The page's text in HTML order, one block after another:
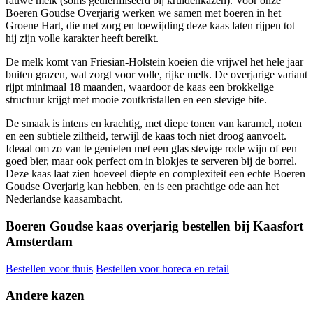
Boeren Goudse Overjarig werken we samen met boeren in het
Groene Hart, die met zorg en toewijding deze kaas laten rijpen tot
hij zijn volle karakter heeft bereikt.
De melk komt van Friesian-Holstein koeien die vrijwel het hele jaar
buiten grazen, wat zorgt voor volle, rijke melk. De overjarige variant
rijpt minimaal 18 maanden, waardoor de kaas een brokkelige
structuur krijgt met mooie zoutkristallen en een stevige bite.
De smaak is intens en krachtig, met diepe tonen van karamel, noten
en een subtiele ziltheid, terwijl de kaas toch niet droog aanvoelt.
Ideaal om zo van te genieten met een glas stevige rode wijn of een
goed bier, maar ook perfect om in blokjes te serveren bij de borrel.
Deze kaas laat zien hoeveel diepte en complexiteit een echte Boeren
Goudse Overjarig kan hebben, en is een prachtige ode aan het
Nederlandse kaasambacht.
Boeren Goudse kaas overjarig bestellen bij Kaasfort
Amsterdam
Bestellen voor thuis Bestellen voor horeca en retail
Andere kazen